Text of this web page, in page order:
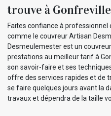
trouve à
Faites confiance à
comme le couvreur Artisan
Desmeulemester est un
prestations au meilleur tarif à
son savoir-faire et ses
offre des services rapides et de
se faire quelques jours avant la
travaux et dépendra de la taille